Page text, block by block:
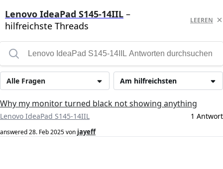
Lenovo IdeaPad S145-14IIL –
hilfreichste Threads
LEEREN
Am hilfreichsten
Alle Fragen
Why my monitor turned black not showing anything
Lenovo IdeaPad S145-14IIL 1 Antwort
answered28. Feb 2025von jayeff